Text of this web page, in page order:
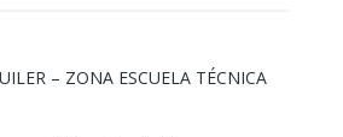
– ZONA ESCUELA TÉCNICA